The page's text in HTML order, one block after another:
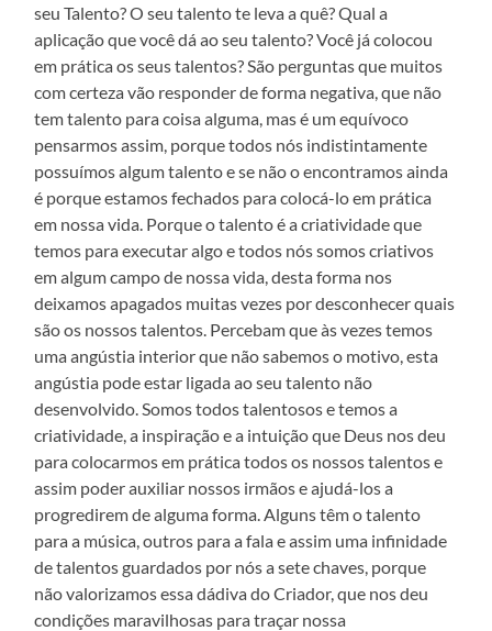
seu Talento? O seu talento te leva a quê? Qual a
aplicação que você dá ao seu talento? Você já colocou
em prática os seus talentos? São perguntas que muitos
com certeza vão responder de forma negativa, que não
tem talento para coisa alguma, mas é um equívoco
pensarmos assim, porque todos nós indistintamente
possuímos algum talento e se não o encontramos ainda
é porque estamos fechados para colocá-lo em prática
em nossa vida. Porque o talento é a criatividade que
temos para executar algo e todos nós somos criativos
em algum campo de nossa vida, desta forma nos
deixamos apagados muitas vezes por desconhecer quais
são os nossos talentos. Percebam que às vezes temos
uma angústia interior que não sabemos o motivo, esta
angústia pode estar ligada ao seu talento não
desenvolvido. Somos todos talentosos e temos a
criatividade, a inspiração e a intuição que Deus nos deu
para colocarmos em prática todos os nossos talentos e
assim poder auxiliar nossos irmãos e ajudá-los a
progredirem de alguma forma. Alguns têm o talento
para a música, outros para a fala e assim uma infinidade
de talentos guardados por nós a sete chaves, porque
não valorizamos essa dádiva do Criador, que nos deu
condições maravilhosas para traçar nossa